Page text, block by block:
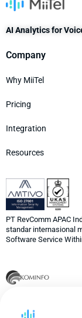
AI Analytics for
Company
Why MiiTel
Pricing
Integration
Resources
PT RevComm APAC
standar internasional
Software Service
Kementerian